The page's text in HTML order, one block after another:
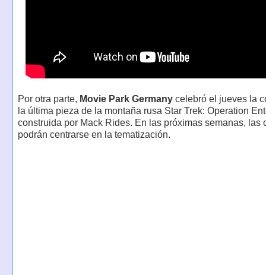
Por otra parte, Movie Park Germanycelebró el jueves la
la última pieza de la montaña rusa Star Trek: Operation
construida por Mack Rides. En las próximas semanas, las
podrán centrarse en la tematización.